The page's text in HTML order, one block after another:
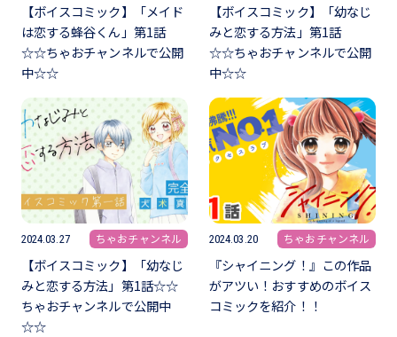
【ボイスコミック】「メイド
は恋する蜂谷くん」第1話
☆☆ちゃおチャンネルで公開
中☆☆
【ボイスコミック】「幼なじ
みと恋する方法」第1話
☆☆ちゃおチャンネルで公開
中☆☆
2024.03.27 ちゃおチャンネル
【ボイスコミック】「幼なじ
みと恋する方法」第1話☆☆
ちゃおチャンネルで公開中
☆☆
2024.03.20 ちゃおチャンネル
『シャイニング！』この作品
がアツい！おすすめのボイス
コミックを紹介！！